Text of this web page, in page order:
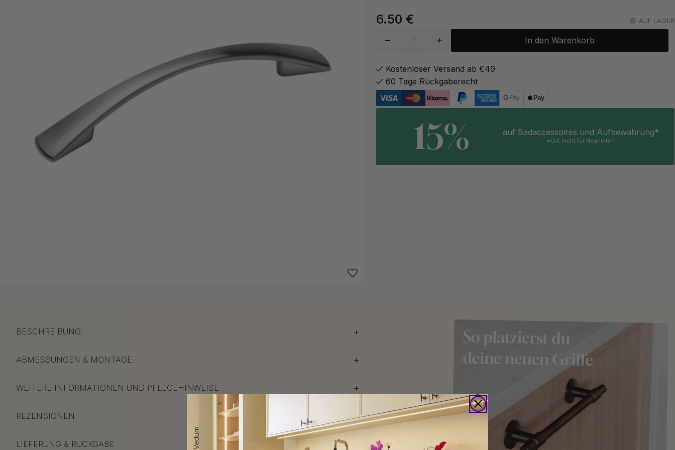
6.50 € AUF LAGER
In den Warenkorb
Kostenloser Versand ab €49
60 Tage Rückgaberecht
15% auf Badaccessoires und Aufbewahrung*
*Gilt nicht für Neuheiten
BESCHREIBUNG
ABMESSUNGEN & MONTAGE
WEITERE INFORMATIONEN UND PFLEGEHINWEISE
REZENSIONEN
LIEFERUNG & RÜCKGABE